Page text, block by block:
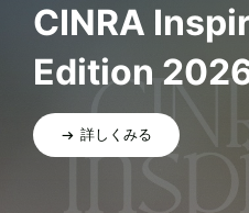
CINRA
Edition
詳しくみる